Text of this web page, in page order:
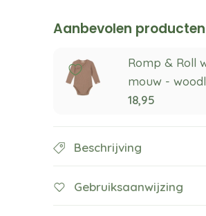
Aanbevolen producten
Romp & Roll
mouw -
18,95
Beschrijving
Gebruiksaanwijzing